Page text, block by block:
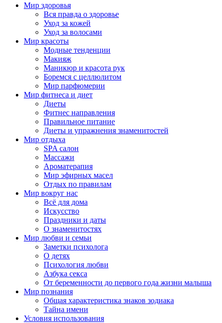
Мир здоровья
Вся правда о здоровье
Уход за кожей
Уход за волосами
Мир красоты
Модные тенденции
Макияж
Маникюр и красота рук
Боремся с целлюлитом
Мир парфюмерии
Мир фитнеса и диет
Диеты
Фитнес направления
Правильное питание
Диеты и упражнения знаменитостей
Мир отдыха
SPA салон
Массажи
Ароматерапия
Мир эфирных масел
Отдых по правилам
Мир вокруг нас
Всё для дома
Искусство
Праздники и даты
О знаменитостях
Мир любви и семьи
Заметки психолога
О детях
Психология любви
Азбука секса
От беременности до первого года жизни малыша
Мир познания
Общая характеристика знаков зодиака
Тайна имени
Условия использования